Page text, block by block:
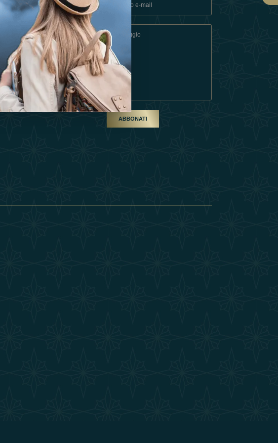
Termini E Condizioni
Diventa Un Partner
Our Team
ABBONATI